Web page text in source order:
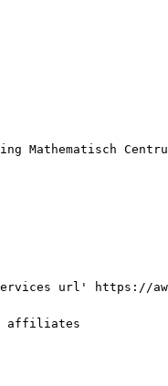
Mathematisch
Services url' https://
affiliates